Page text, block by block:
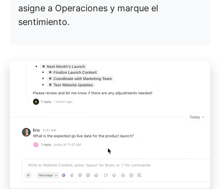
asigne a Operaciones y marque el
sentimiento.